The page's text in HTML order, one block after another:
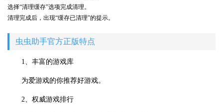
选择“清理缓存”选项完成清理。
清理完成后，出现“缓存已清理”的提示。
虫虫助手官方正版特点
1、丰富的游戏库
为爱游戏的你推荐好游戏。
2、权威游戏排行